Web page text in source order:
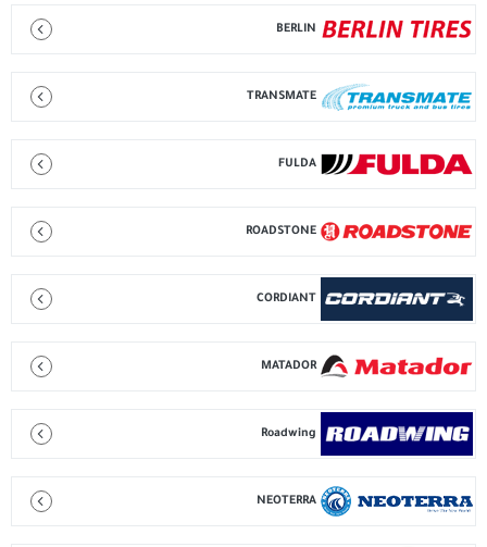
BERLIN
TRANSMATE
FULDA
ROADSTONE
CORDIANT
MATADOR
Roadwing
NEOTERRA